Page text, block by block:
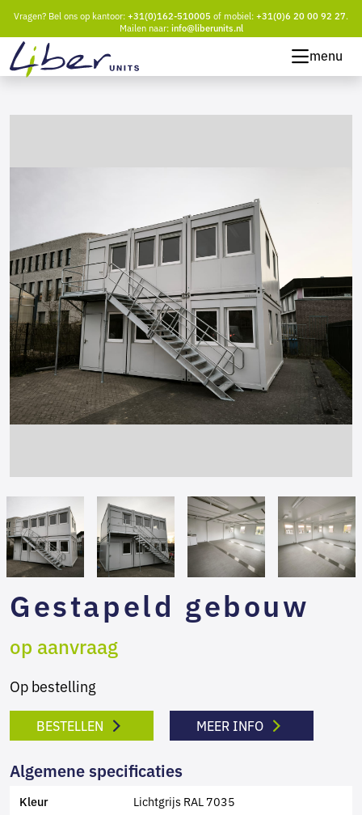
Vragen? Bel ons op kantoor:+31(0)162-510005 of mobiel:+31(0)6 20 00 92 27.
Mailen naar:info@liberunits.nl
menu
Gestapeld gebouw
op aanvraag
Op bestelling
BESTELLEN MEER INFO
Algemene specificaties
Kleur Lichtgrijs RAL 7035